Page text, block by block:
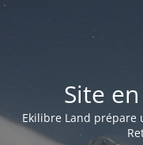
Site
Ekilibre Land prépare